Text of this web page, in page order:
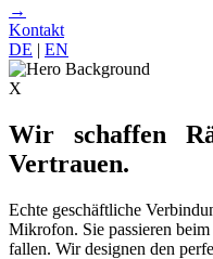
→
Kontakt
DE | EN
X
Wir schaffen
Vertrauen.
Echte geschäftliche
Mikrofon. Sie passieren
fallen. Wir designen den